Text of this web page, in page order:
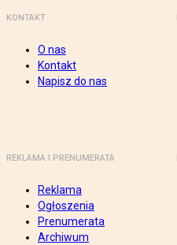
KONTAKT
O nas
Kontakt
Napisz do nas
REKLAMA I PRENUMERATA
Reklama
Ogłoszenia
Prenumerata
Archiwum